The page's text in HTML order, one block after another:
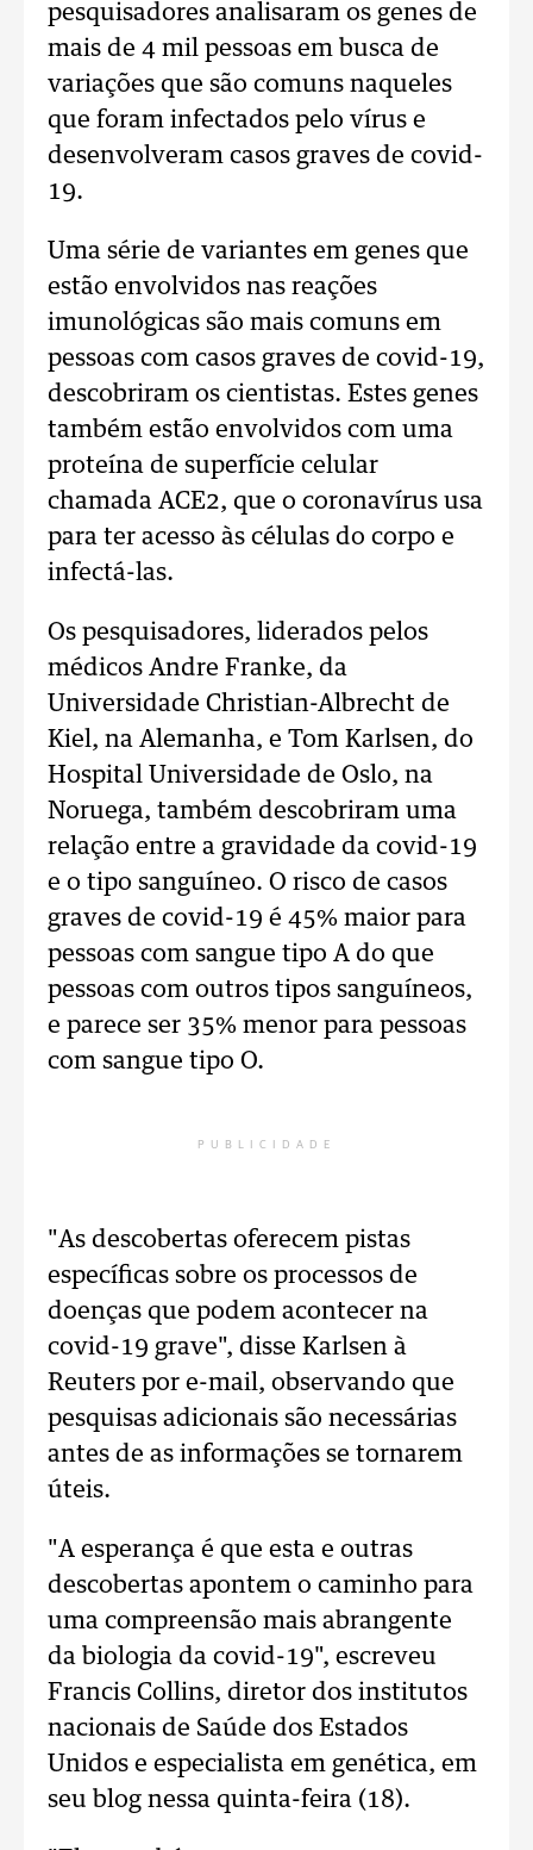
pesquisadores analisaram os genes de
mais de 4 mil pessoas em busca de
variações que são comuns naqueles
que foram infectados pelo vírus e
desenvolveram casos graves de covid-
19.
Uma série de variantes em genes que
estão envolvidos nas reações
imunológicas são mais comuns em
pessoas com casos graves de covid-19,
descobriram os cientistas. Estes genes
também estão envolvidos com uma
proteína de superfície celular
chamada ACE2, que o coronavírus usa
para ter acesso às células do corpo e
infectá-las.
Os pesquisadores, liderados pelos
médicos Andre Franke, da
Universidade Christian-Albrecht de
Kiel, na Alemanha, e Tom Karlsen, do
Hospital Universidade de Oslo, na
Noruega, também descobriram uma
relação entre a gravidade da covid-19
e o tipo sanguíneo. O risco de casos
graves de covid-19 é 45% maior para
pessoas com sangue tipo A do que
pessoas com outros tipos sanguíneos,
e parece ser 35% menor para pessoas
com sangue tipo O.
PUBLICIDADE
"As descobertas oferecem pistas
específicas sobre os processos de
doenças que podem acontecer na
covid-19 grave", disse Karlsen à
Reuters por e-mail, observando que
pesquisas adicionais são necessárias
antes de as informações se tornarem
úteis.
"A esperança é que esta e outras
descobertas apontem o caminho para
uma compreensão mais abrangente
da biologia da covid-19", escreveu
Francis Collins, diretor dos institutos
nacionais de Saúde dos Estados
Unidos e especialista em genética, em
seu blog nessa quinta-feira (18).